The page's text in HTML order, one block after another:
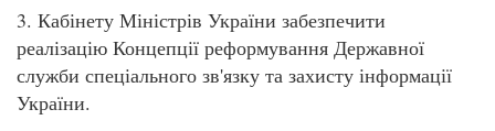
3. Кабінету Міністрів України забезпечити
реалізацію Концепції реформування Державної
служби спеціального зв'язку та захисту інформації
України.